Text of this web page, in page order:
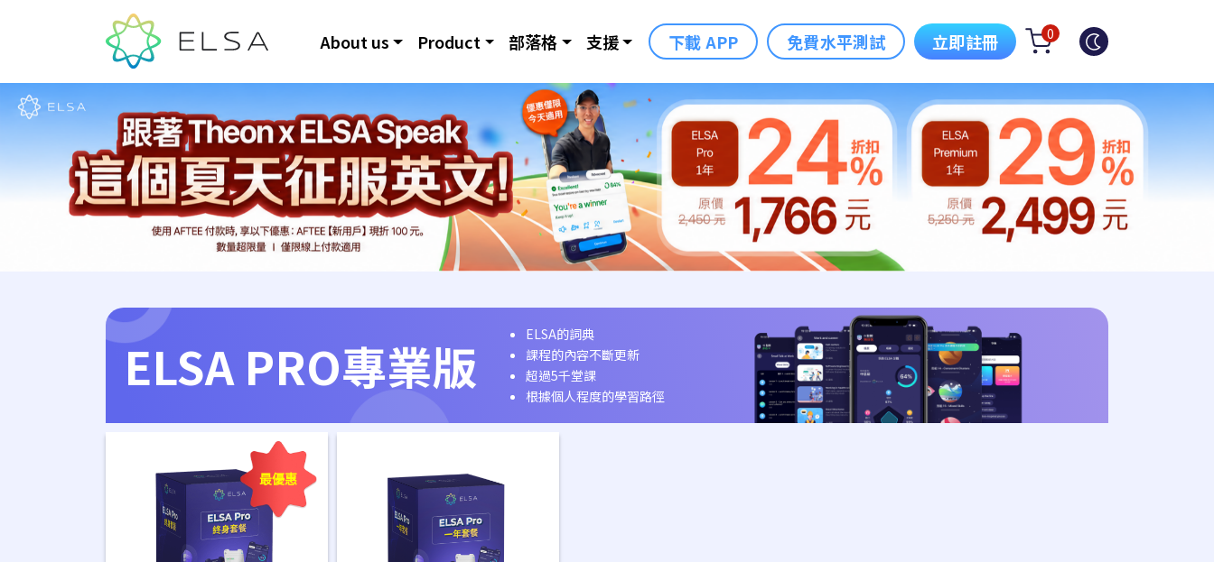
About us Product 部落格 支援 下載 APP 免費水平測試 立即註冊 0
ELSA PRO專業版
ELSA的詞典
課程的內容不斷更新
超過5千堂課
根據個人程度的學習路徑
最優惠